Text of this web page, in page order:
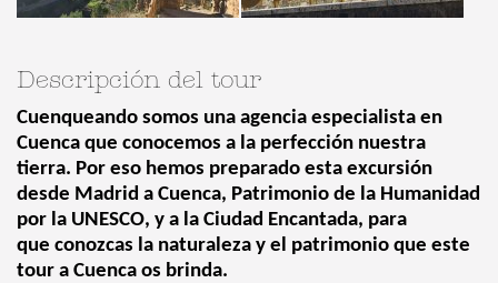
Descripción del tour
Cuenqueando somos una agencia especialista en
Cuenca que conocemos a la perfección nuestra
tierra. Por eso hemos preparado esta excursión
desde Madrid a Cuenca, Patrimonio de la Humanidad
por la UNESCO, y a la Ciudad Encantada, para
que conozcas la naturaleza y el patrimonio que este
tour a Cuenca os brinda.